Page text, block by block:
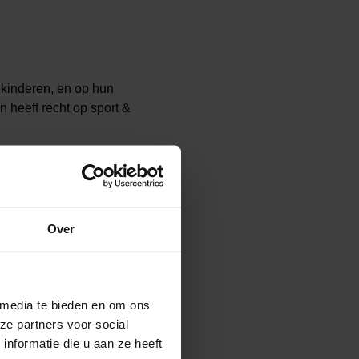
Over
te bieden en om ons
partners voor social
die u aan ze heeft
en op hun
heeft recht op sport &
om te smelten. En
maken dat de